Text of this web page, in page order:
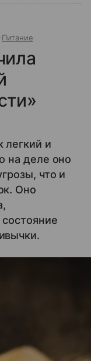
Питание
легкий и
на деле оно
что и
Оно